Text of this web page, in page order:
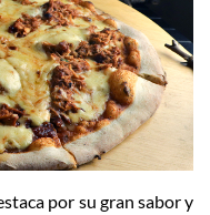
por su gran sabor y